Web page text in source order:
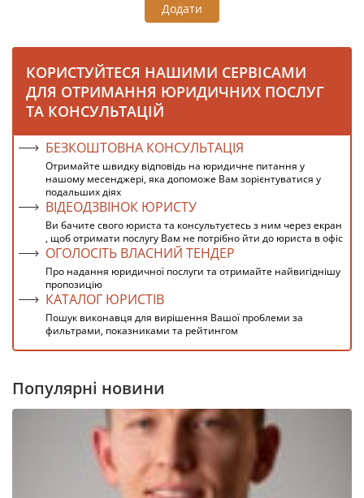
Додати
КОРИСТУЙТЕСЯ НАШИМИ СЕРВІСАМИ
ДЛЯ ОТРИМАННЯ ЮРИДИЧНИХ ПОСЛУГ
ТА КОНСУЛЬТАЦІЙ
БЕЗКОШТОВНА КОНСУЛЬТАЦІЯ
Отримайте швидку відповідь на юридичне питання у
нашому месенджері, яка допоможе Вам зорієнтуватися у
подальших діях
ВІДЕОДЗВІНОК ЮРИСТУ
Ви бачите свого юриста та консультуєтесь з ним через екран
, щоб отримати послугу Вам не потрібно йти до юриста в офіс
ОГОЛОСІТЬ ВЛАСНИЙ ТЕНДЕР
Про надання юридичної послуги та отримайте найвигіднішу
пропозицію
КАТАЛОГ ЮРИСТІВ
Пошук виконавця для вирішення Вашої проблеми за
фильтрами, показниками та рейтингом
Популярні новини